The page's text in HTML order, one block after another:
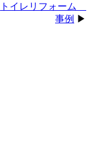
トイレリフォーム
事例 ▶